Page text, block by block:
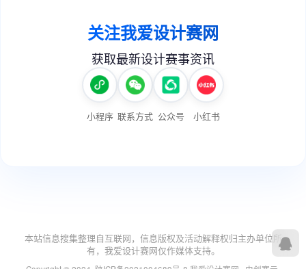
本站信息搜集整理自互联网，信息版权及活动解释权归主办单位所
有，我爱设计赛网仅作媒体支持。